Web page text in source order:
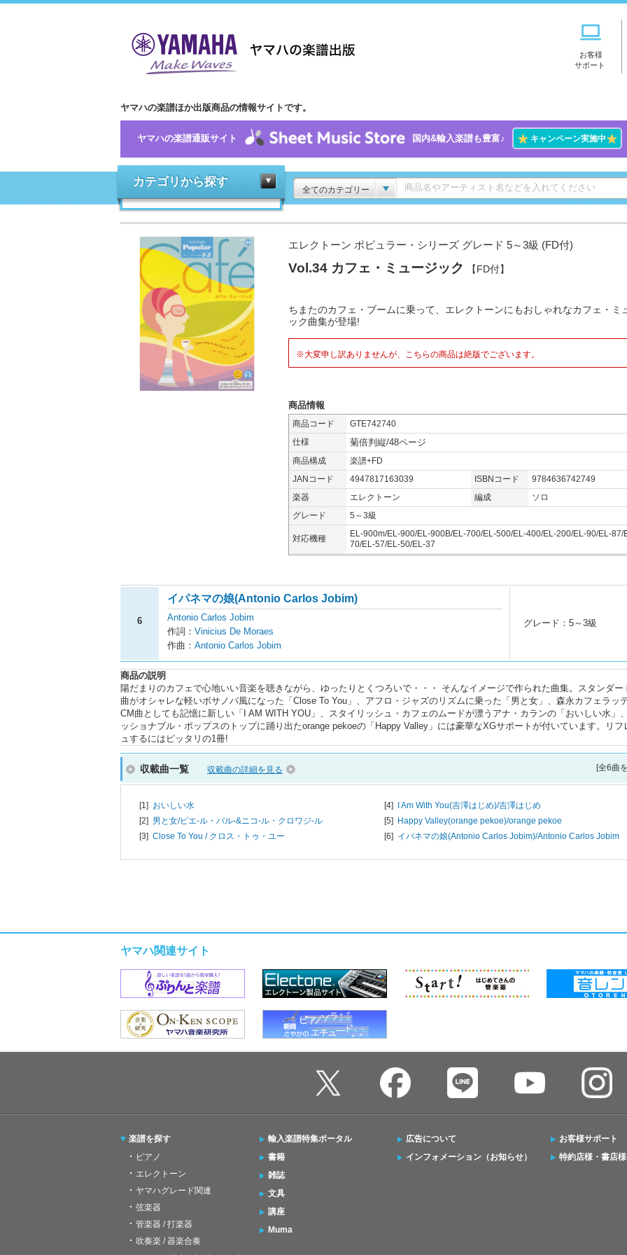
お客様
サポート
ヤマハの楽譜ほか出版商品の情報サイトです。
ヤマハの楽譜通販サイト 国内&輸入楽譜も豊富♪ ★キャンペーン実施中★
カテゴリから探す
全てのカテゴリー
エレクトーン ポピュラー・シリーズ グレード 5～3級 (FD付)
Vol.34 カフェ・ミュージック 【FD付】
ちまたのカフェ・ブームに乗って、エレクトーンにもおしゃれなカフェ・ミ
ック曲集が登場!
※大変申し訳ありませんが、こちらの商品は絶版でございます。
商品情報
商品コード
GTE742740
仕様
菊倍判縦/48ページ
商品構成
楽譜+FD
JANコード
4947817163039 ISBNコード
9784636742749
楽器
エレクトーン 編成
ソロ
グレード
5～3級
対応機種
EL-900m/EL-900/EL-900B/EL-700/EL-500/EL-400/EL-200/EL-90/EL-87/
70/EL-57/EL-50/EL-37
6
イパネマの娘(Antonio Carlos Jobim)
Antonio Carlos Jobim
作詞： Vinicius De Moraes
作曲： Antonio Carlos Jobim
グレード：5～3級
商品の説明
陽だまりのカフェで心地いい音楽を聴きながら、ゆったりとくつろいで・・・ そんなイメージで作られた曲集。スタンダー
曲がオシャレな軽いボサノバ風になった「Close To You」、アフロ・ジャズのリズムに乗った「男と女」、森永カフェラッ
CM曲としても記憶に新しい「I AM WITH YOU」、スタイリッシュ・カフェのムードが漂うアナ・カランの「おいしい水」
ッショナブル・ポップスのトップに踊り出たorange pekoeの「Happy Valley」には豪華なXGサポートが付いています。リフ
ュするにはピッタリの1冊!
収載曲一覧 収載曲の詳細を見る [全6曲
[1] おいしい水
[2] 男と女/ピエ-ル・バル-&ニコ-ル・クロワジ-ル
[3] Close To You / クロス・トゥ・ユー
[4] I Am With You(吉澤はじめ)/吉澤はじめ
[5] Happy Valley(orange pekoe)/orange pekoe
[6] イパネマの娘(Antonio Carlos Jobim)/Antonio Carlos Jobim
ヤマハ関連サイト
楽譜を探す
ピアノ
エレクトーン
ヤマハグレード関連
弦楽器
管楽器 / 打楽器
吹奏楽 / 器楽合奏
輸入楽譜特集ポータル
書籍
雑誌
文具
講座
Muma
広告について
インフォメーション（お知らせ）
お客様サポート
特約店様・書店